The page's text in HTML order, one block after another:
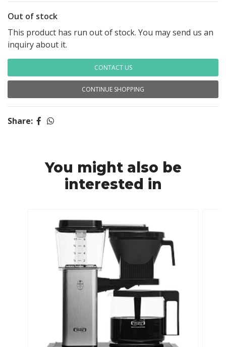
Out of stock
This product has run out of stock. You may send us an
inquiry about it.
CONTACT US
CONTINUE SHOPPING
Share:
You might also be
interested in